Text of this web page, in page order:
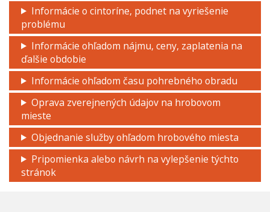
Informácie o cintoríne, podnet na vyriešenie
problému
Informácie ohľadom nájmu, ceny, zaplatenia na
ďalšie obdobie
Informácie ohľadom času pohrebného obradu
Oprava zverejnených údajov na hrobovom
mieste
Objednanie služby ohľadom hrobového miesta
Pripomienka alebo návrh na vylepšenie týchto
stránok